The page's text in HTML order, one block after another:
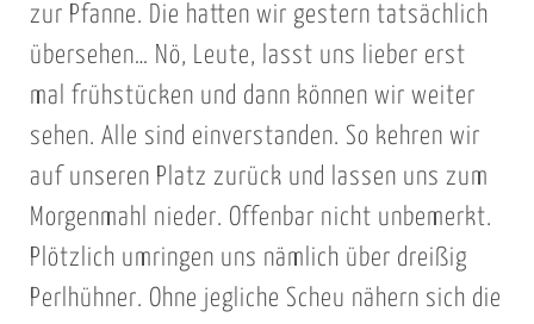
zur Pfanne. Die hatten wir gestern tatsächlich
übersehen… Nö, Leute, lasst uns lieber erst
mal frühstücken und dann können wir weiter
sehen. Alle sind einverstanden. So kehren wir
auf unseren Platz zurück und lassen uns zum
Morgenmahl nieder. Offenbar nicht unbemerkt.
Plötzlich umringen uns nämlich über dreißig
Perlhühner. Ohne jegliche Scheu nähern sich die